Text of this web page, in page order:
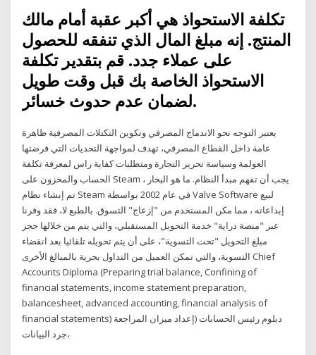
تكلفة الاستحواذ هي أكبر عقبة أمام مالك
المنتج. إنه مبلغ المال الذي تنفقه للحصول
على عملاء جدد. قم بتقدير تكلفة
الاستحواذ الخاصة بك قبل وقت طويل
لضمان عدم حدوث خسائر.
يعتبر التوجه نحو الاندماج المصرفي وتكوين التكتلات المصرفية ظاهرة
عامة داخل القطاع المصرفي، تهدف لمواجهة التحديات التي فرضتها
العولمة وسياسة تحرير التجارة ومتطلبات كفاية راس لمعرفة تكلفة
الحساب والمخزون على Steam ، يجب أن تفهم مبدأ النظام. ما هو البخار
تم إنشاء نظام Steam في عام 2002 بواسطة Valve Software لبيع
إبداعاته ، مما مكن المستخدم من "إزعاج" التسوق. بالطبع لا، فقد وفرنا
عبر "منصة دراية" خدمة التحويل المستقبلي، والتي يتم من خلالها حجز
مبلغ التحويل "تحت التسوية"، على أن يتم تحويله تلقائيا بعد انقضاء
التسوية، والتي تمكن العميل من التداول بحرية بالمبالغ الأخرى Chief
Accounts Diploma (Preparing trial balance, Confining of
financial statements, income statement preparation,
balancesheet, advanced accounting, financial analysis of
financial statements) دبلوم رئيس الحسابات (إعداد ميزان المراجعة
،جرد البيانات